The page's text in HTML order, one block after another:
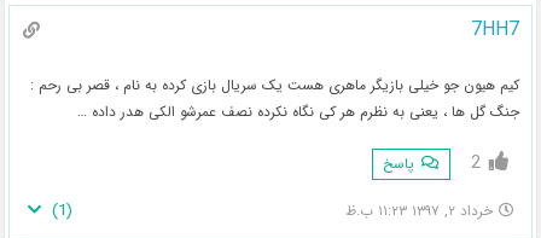
7HH7
کیم هیون جو خیلی بازیگر ماهری هست یک سریال بازی کرده به نام ، قصر بی رحم :
جنگ گل ها ، یعنی به نظرم هر کی نگاه نکرده نصف عمرشو الکی هدر داده …
2 پاسخ
خرداد ۲, ۱۳۹۷ ۱۱:۲۳ ب.ظ (
1
)